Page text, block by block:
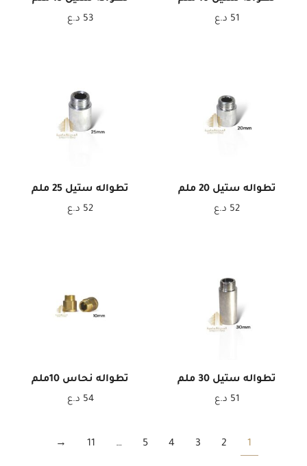
51 د.ع 53 د.ع
تطواله ستيل 20 ملم
52 د.ع
تطواله ستيل 25 ملم
52 د.ع
تطواله ستيل 30 ملم
51 د.ع
تطواله نحاس 10ملم
54 د.ع
1
2
3
4
5
…
11
→